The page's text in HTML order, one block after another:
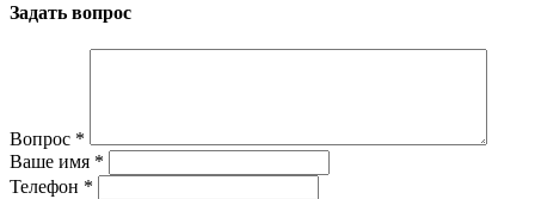
Задать вопрос
Вопрос *
Ваше имя *
Телефон *